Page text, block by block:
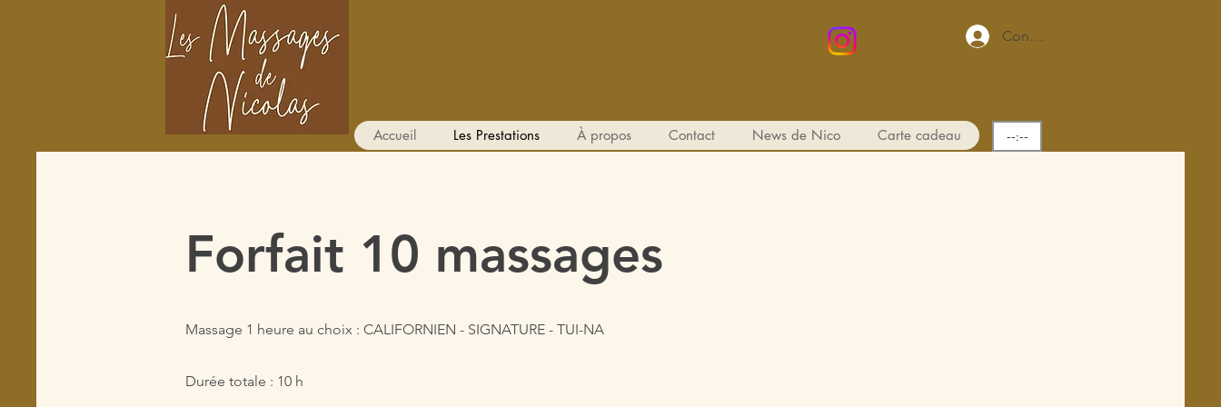
Connexion
Accueil Les Prestations À propos Contact News de Nico Carte cadeau
Forfait 10 massages
Massage 1 heure au choix : CALIFORNIEN - SIGNATURE - TUI-NA
Durée totale : 10 h